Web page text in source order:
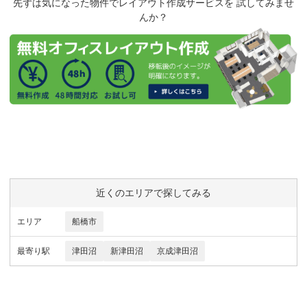
先ずは気になった物件でレイアウト作成サービスを 試してみませ
んか？
近くのエリアで探してみる
エリア 船橋市
最寄り駅 津田沼 新津田沼 京成津田沼